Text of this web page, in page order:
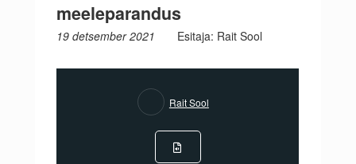
meeleparandus
19 detsember 2021 Esitaja: Rait Sool
Rait Sool